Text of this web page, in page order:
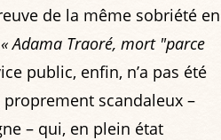
de la même sobriété en
« Adama Traoré, mort "parce
public, enfin, n’a pas été
scandaleux –
– qui, en plein état